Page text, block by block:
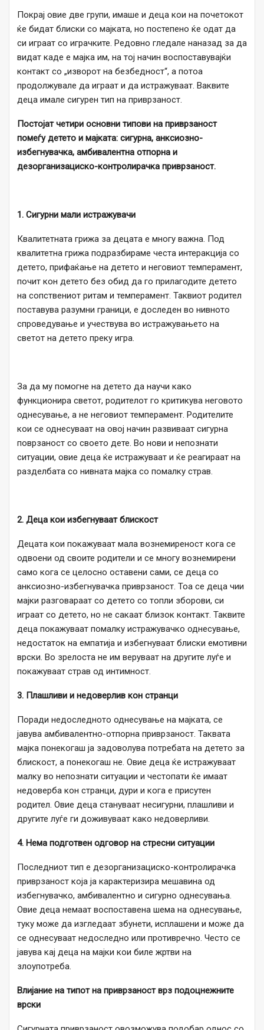
Покрај овие две групи, имаше и деца кои на почетокот
ќе бидат блиски со мајката, но постепено ќе одат да
си играат со играчките. Редовно гледале наназад за да
видат каде е мајка им, на тој начин воспоставувајќи
контакт со „изворот на безбедност“, а потоа
продолжувале да играат и да истражуваат. Ваквите
деца имале сигурен тип на приврзаност.
Постојат четири основни типови на приврзаност
помеѓу детето и мајката: сигурна, анксиозно-
избегнувачка, амбивалентна отпорна и
дезорганизациско-контролирачка приврзаност.
1. Сигурни мали истражувачи
Квалитетната грижа за децата е многу важна. Под
квалитетна грижа подразбираме честа интеракција со
детето, прифаќање на детето и неговиот темперамент,
почит кон детето без обид да го прилагодите детето
на сопствениот ритам и темперамент. Таквиот родител
поставува разумни граници, е доследен во нивното
спроведување и учествува во истражувањето на
светот на детето преку игра.
За да му помогне на детето да научи како
функционира светот, родителот го критикува неговото
однесување, а не неговиот темперамент. Родителите
кои се однесуваат на овој начин развиваат сигурна
поврзаност со своето дете. Во нови и непознати
ситуации, овие деца ќе истражуваат и ќе реагираат на
разделбата со нивната мајка со помалку страв.
2. Деца кои избегнуваат блискост
Децата кои покажуваат мала вознемиреност кога се
одвоени од своите родители и се многу вознемирени
само кога се целосно оставени сами, се деца со
анксиозно-избегнувачка приврзаност. Тоа се деца чии
мајки разговараат со детето со топли зборови, си
играат со детето, но не сакаат близок контакт. Таквите
деца покажуваат помалку истражувачко однесување,
недостаток на емпатија и избегнуваат блиски емотивни
врски. Во зрелоста не им веруваат на другите луѓе и
покажуваат страв од интимност.
3. Плашливи и недоверлив кон странци
Поради недоследното однесување на мајката, се
јавува амбивалентно-отпорна приврзаност. Таквата
мајка понекогаш ја задоволува потребата на детето за
блискост, а понекогаш не. Овие деца ќе истражуваат
малку во непознати ситуации и честопати ќе имаат
недоверба кон странци, дури и кога е присутен
родител. Овие деца стануваат несигурни, плашливи и
другите луѓе ги доживуваат како недоверливи.
4. Нема подготвен одговор на стресни ситуации
Последниот тип е дезорганизациско-контролирачка
приврзаност која ја карактеризира мешавина од
избегнувачко, амбивалентно и сигурно однесувања.
Овие деца немаат воспоставена шема на однесување,
туку може да изгледаат збунети, исплашени и може да
се однесуваат недоследно или противречно. Често се
јавува кај деца на мајки кои биле жртви на
злоупотреба.
Влијание на типот на приврзаност врз подоцнежните
врски